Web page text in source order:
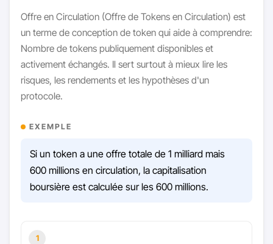
Offre en Circulation (Offre de Tokens en Circulation) est
un terme de conception de token qui aide à comprendre:
Nombre de tokens publiquement disponibles et
activement échangés. Il sert surtout à mieux lire les
risques, les rendements et les hypothèses d'un
protocole.
EXEMPLE
Si un token a une offre totale de 1 milliard mais
600 millions en circulation, la capitalisation
boursière est calculée sur les 600 millions.
1